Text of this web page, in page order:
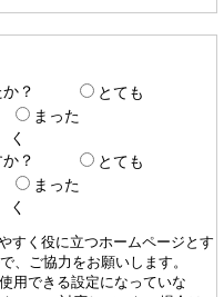
？
とても
まった
く
？
とても
まった
く
すく役に立つホームページとす
、ご協力をお願いします。
用できる設定になっていな